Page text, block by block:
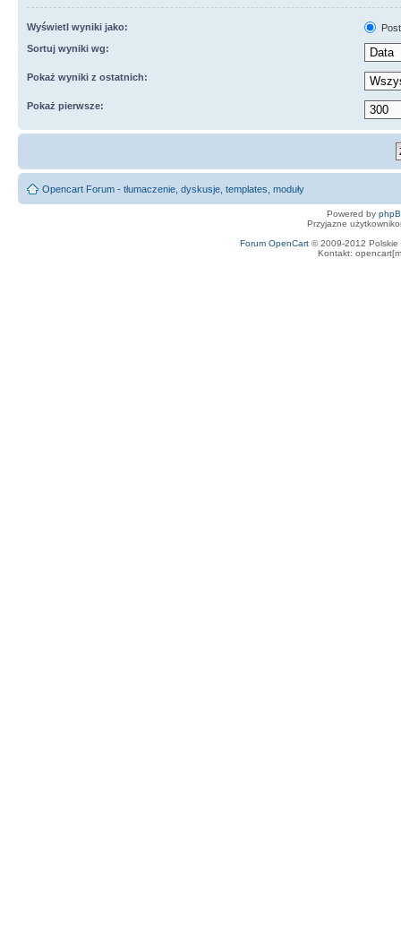
Wyświetl wyniki jako:
Sortuj wyniki wg:
Pokaż wyniki z ostatnich:
Pokaż pierwsze:
Opencart Forum - tłumaczenie, dyskusje, templates, moduły
Powered by
Przyjazne
Forum OpenCart© 2009-2012 Polskie
Kontakt: